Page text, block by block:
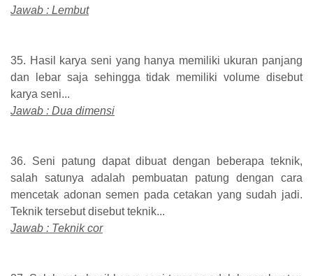
Jawab : Lembut
35. Hasil karya seni yang hanya memiliki ukuran panjang
dan lebar saja sehingga tidak memiliki volume disebut
karya seni...
Jawab : Dua dimensi
36. Seni patung dapat dibuat dengan beberapa teknik,
salah satunya adalah pembuatan patung dengan cara
mencetak adonan semen pada cetakan yang sudah jadi.
Teknik tersebut disebut teknik...
Jawab : Teknik cor